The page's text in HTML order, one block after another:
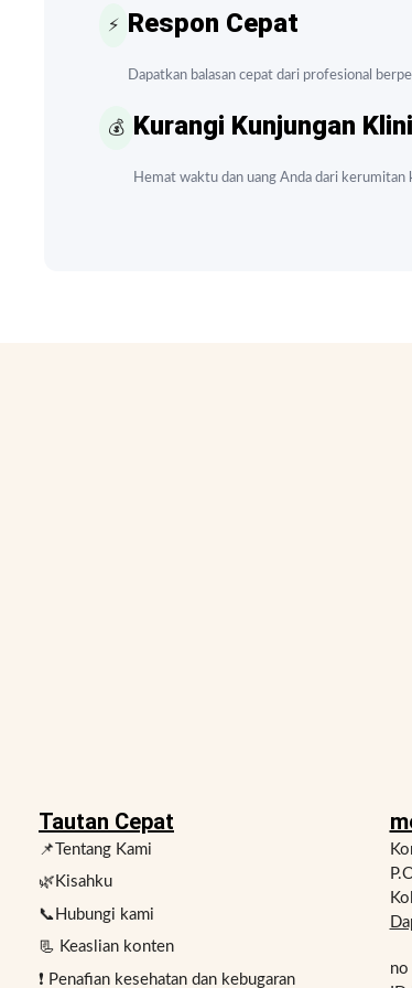
⚡ Respon Cepat
Dapatkan balasan cepat dari profesional
💰 Kurangi Kunjungan
Hemat waktu dan uang Anda dari kerumitan
Tautan Cepat
📌Tentang Kami
🌿Kisahku
📞Hubungi kami
📃 Keaslian konten
❗ Penafian kesehatan dan kebugaran
no